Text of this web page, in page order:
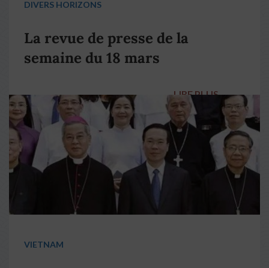
DIVERS HORIZONS
La revue de presse de la
semaine du 18 mars
LIRE PLUS →
VIETNAM